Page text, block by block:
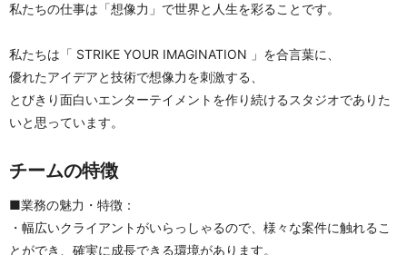
私たちの仕事は「想像力」で世界と人生を彩ることです。
私たちは「 STRIKE YOUR IMAGINATION 」を合言葉に、
優れたアイデアと技術で想像力を刺激する、
とびきり面白いエンターテイメントを作り続けるスタジオでありた
いと思っています。
チームの特徴
■業務の魅力・特徴：
・幅広いクライアントがいらっしゃるので、様々な案件に触れるこ
とができ、確実に成長できる環境があります。